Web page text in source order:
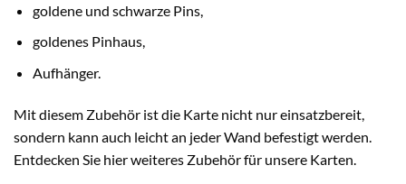
goldene und schwarze Pins,
goldenes Pinhaus,
Aufhänger.
Mit diesem Zubehör ist die Karte nicht nur einsatzbereit,
sondern kann auch leicht an jeder Wand befestigt werden.
Entdecken Sie hier weiteres Zubehör für unsere Karten.